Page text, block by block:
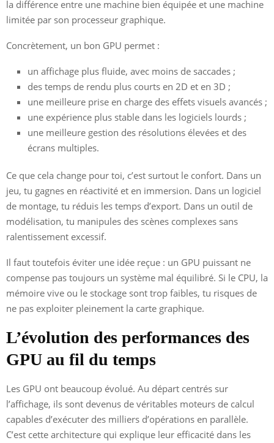
la différence entre une machine bien équipée et une machine
limitée par son processeur graphique.
Concrètement, un bon GPU permet :
un affichage plus fluide, avec moins de saccades ;
des temps de rendu plus courts en 2D et en 3D ;
une meilleure prise en charge des effets visuels avancés ;
une expérience plus stable dans les logiciels lourds ;
une meilleure gestion des résolutions élevées et des
écrans multiples.
Ce que cela change pour toi, c’est surtout le confort. Dans un
jeu, tu gagnes en réactivité et en immersion. Dans un logiciel
de montage, tu réduis les temps d’export. Dans un outil de
modélisation, tu manipules des scènes complexes sans
ralentissement excessif.
Il faut toutefois éviter une idée reçue : un GPU puissant ne
compense pas toujours un système mal équilibré. Si le CPU, la
mémoire vive ou le stockage sont trop faibles, tu risques de
ne pas exploiter pleinement la carte graphique.
L’évolution des performances des
GPU au fil du temps
Les GPU ont beaucoup évolué. Au départ centrés sur
l’affichage, ils sont devenus de véritables moteurs de calcul
capables d’exécuter des milliers d’opérations en parallèle.
C’est cette architecture qui explique leur efficacité dans les